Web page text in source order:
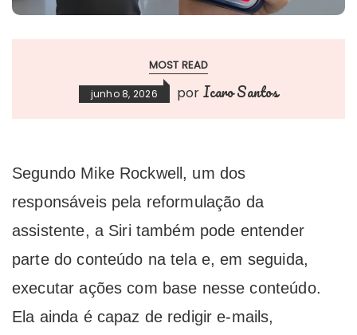
MOST READ
junho 8, 2026 por Icaro Santos
Segundo Mike Rockwell, um dos
responsáveis pela reformulação da
assistente, a Siri também pode entender
parte do conteúdo na tela e, em seguida,
executar ações com base nesse conteúdo.
Ela ainda é capaz de redigir e-mails,